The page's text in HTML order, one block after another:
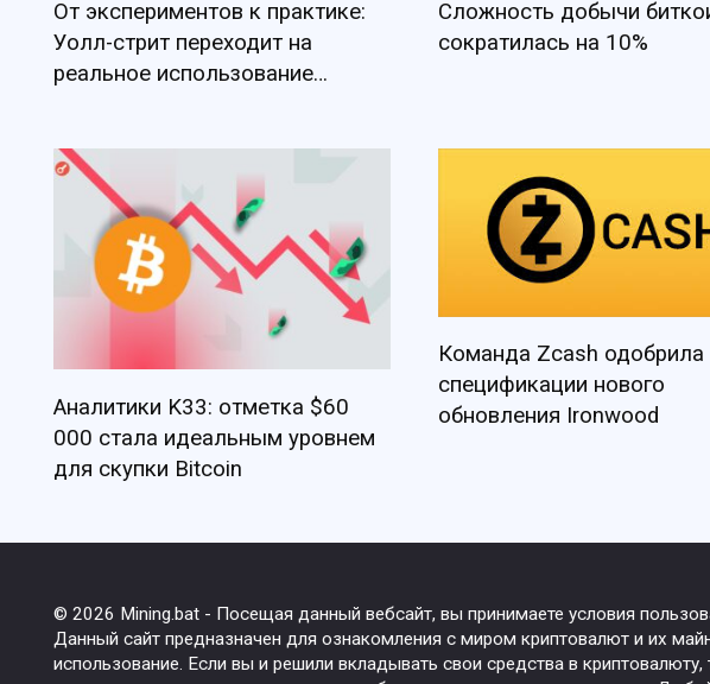
От экспериментов к практике:
Уолл-стрит переходит на
реальное использование
Сложность добычи
сократилась на 10%
Аналитики K33: отметка $60
000 стала идеальным уровнем
для скупки Bitcoin
Команда Zcash одобрила
спецификации нового
обновления Ironwood
© 2026 Mining.bat - Посещая данный вебсайт, вы принимаете условия
Данный сайт предназначен для ознакомления с миром криптовалют и их
использование. Если вы и решили вкладывать свои средства в